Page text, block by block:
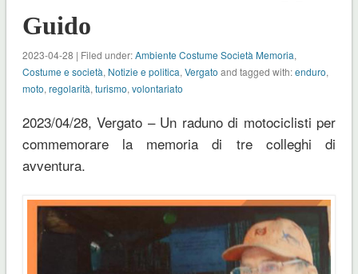
Guido
2023-04-28 | Filed under:Ambiente Costume Società Memoria,
Costume e società, Notizie e politica, Vergato and tagged with:enduro,
moto, regolarità, turismo, volontariato
2023/04/28, Vergato – Un raduno di motociclisti per
commemorare la memoria di tre colleghi di
avventura.